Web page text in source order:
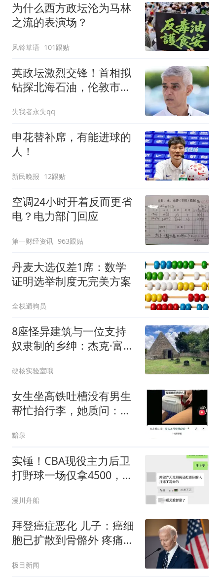
为什么西方政坛沦为马林
之流的表演场？
风铃草语 101跟贴
英政坛激烈交锋！首相拟
钻探北海石油，伦敦市长
失我者永失qq
申花替补席，有能进球的
人！
新民晚报 12跟贴
空调24小时开着反而更省
电？电力部门回应
第一财经资讯 963跟贴
丹麦大选仅差1席：数学
证明选举制度无完美方案
全栈遛狗员
8座怪异建筑与一位支持
奴隶制的乡绅：杰克·富勒
硬核实验室哦
女生坐高铁吐槽没有男生
帮忙抬行李，她质问：男
是一种品德？
黯泉
实锤！CBA现役主力后卫
打野球一场仅拿4500，经
漫川舟船
拜登癌症恶化 儿子：癌细
胞已扩散到骨骼外 疼痛难
极目新闻